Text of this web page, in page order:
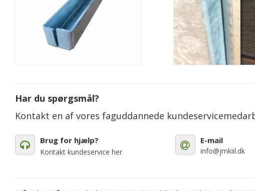
Har du spørgsmål?
Kontakt en af vores faguddannede
Brug for hjælp?
Kontakt kundeservice her
E-mail
info@jmkiil.dk